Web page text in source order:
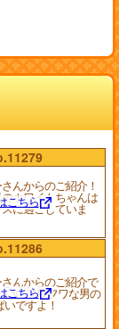
んからのご紹介！
ホワイトちゃんは
に過ごしていま
こちら
んからのご紹介で
いにフワフワな男の
ですよ！
こちら